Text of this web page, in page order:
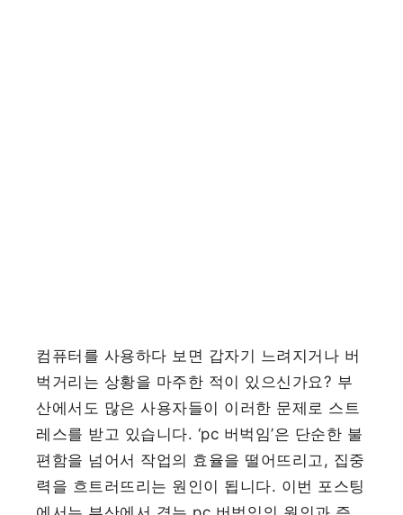
컴퓨터를 사용하다 보면 갑자기 느려지거나 버
벅거리는 상황을 마주한 적이 있으신가요? 부
산에서도 많은 사용자들이 이러한 문제로 스트
레스를 받고 있습니다. ‘pc 버벅임’은 단순한 불
편함을 넘어서 작업의 효율을 떨어뜨리고, 집중
력을 흐트러뜨리는 원인이 됩니다. 이번 포스팅